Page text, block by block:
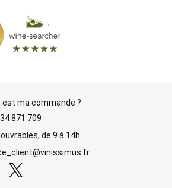
est ma commande ?
871 709
de 9 à 14h